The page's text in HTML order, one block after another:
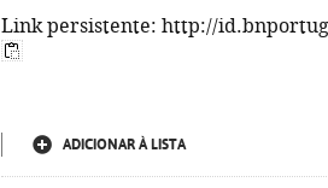
Link persistente: http://
ADICIONAR À LISTA